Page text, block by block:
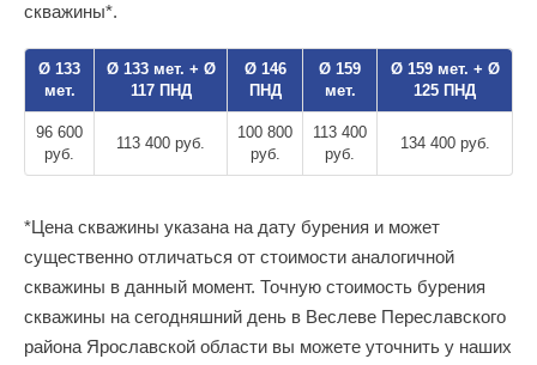
скважины*.
Ø 133
мет.
Ø 133 мет. + Ø
117 ПНД
Ø 146
ПНД
Ø 159
мет.
Ø 159 мет. + Ø
125 ПНД
96 600
руб.
113 400 руб.
100 800
руб.
113 400
руб.
134 400 руб.
*Цена скважины указана на дату бурения и может
существенно отличаться от стоимости аналогичной
скважины в данный момент. Точную стоимость бурения
скважины на сегодняшний день в Веслеве Переславского
района Ярославской области вы можете уточнить у наших